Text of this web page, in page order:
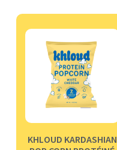
KHLOUD KARDASHIAN